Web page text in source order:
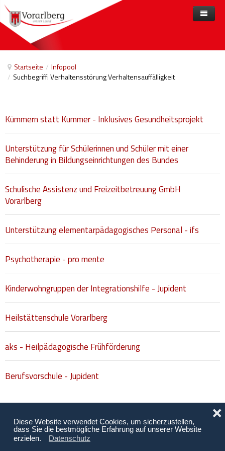
Diese Website verwendet Cookies, um sicherzustellen,
dass Sie die bestmögliche Erfahrung auf unserer Website
erzielen.
Datenschutz
❌
Startseite / Infopool
/ Suchbegriff: Verhaltensstörung Verhaltensauffälligkeit
Kümmern statt Kummer - Inklusives Gesundheitsprojekt
Unterstützung für Schülerinnen und Schüler mit einer
Behinderung in Bildungseinrichtungen des Bundes
Schulische Assistenz und Freizeitbetreuung GmbH
Vorarlberg
Unterstützung elementarpädagogisches Personal - ifs
Psychotherapie - pro mente
Kinderwohngruppen der Integrationshilfe - Jupident
Heilstättenschule Vorarlberg
aks - Heilpädagogische Frühförderung
Berufsvorschule - Jupident
Home
Angebote nach Themen
Barrierefreiheit
Freizeit
Gesetzliche Vertretungen
Kindheit und Jugend
Pflege, Pflegende Angehörige
Unterstützung, Beratung, Assistenz
Anbieter
Veranstaltungen